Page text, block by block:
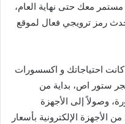
معك حتى نهاية العام،
لا يقل عن 50%، مع احدث رمز ترويجي فعال لموقع
احتياجاتك و اكسسورات
ستور اص، بداية من
وصولاً إلى الأجهزة
الأجهزة الإلكترونية بأسعار